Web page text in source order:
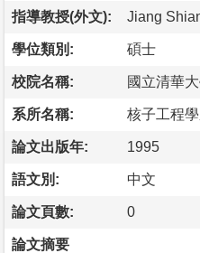
指導教授(外文): Jiang
學位類別: 碩士
校院名稱: 國立清華
系所名稱: 核子工程
論文出版年: 1995
語文別: 中文
論文頁數: 0
論文摘要